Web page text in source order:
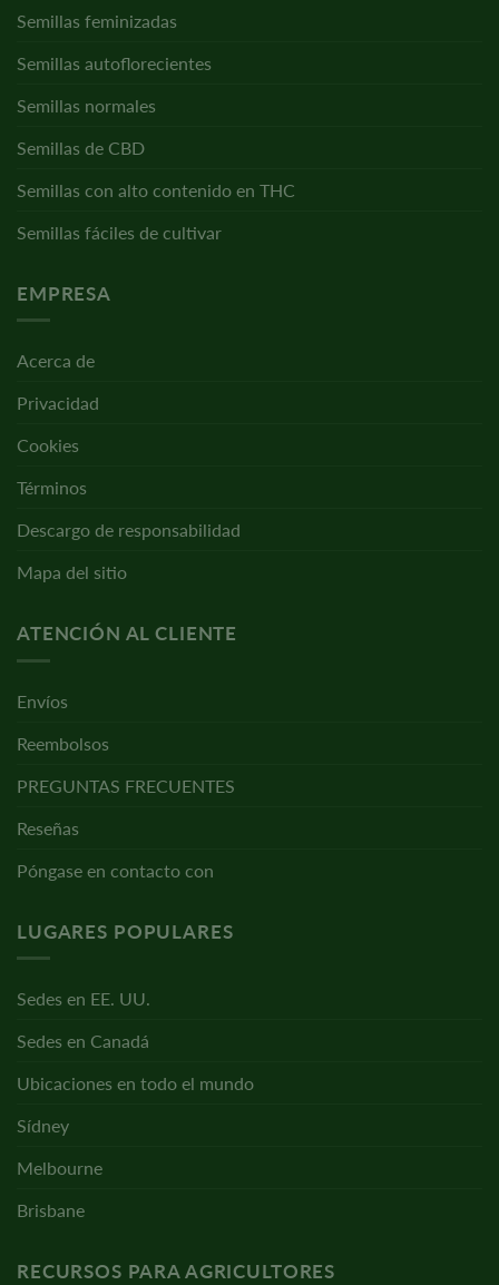
Semillas feminizadas
Semillas autoflorecientes
Semillas normales
Semillas de CBD
Semillas con alto contenido en THC
Semillas fáciles de cultivar
EMPRESA
Acerca de
Privacidad
Cookies
Términos
Descargo de responsabilidad
Mapa del sitio
ATENCIÓN AL CLIENTE
Envíos
Reembolsos
PREGUNTAS FRECUENTES
Reseñas
Póngase en contacto con
LUGARES POPULARES
Sedes en EE. UU.
Sedes en Canadá
Ubicaciones en todo el mundo
Sídney
Melbourne
Brisbane
RECURSOS PARA AGRICULTORES